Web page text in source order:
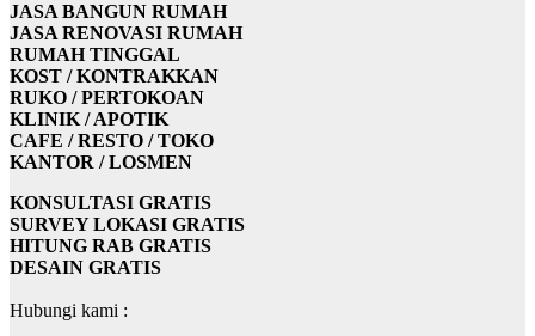
JASA BANGUN RUMAH
JASA RENOVASI RUMAH
RUMAH TINGGAL
KOST / KONTRAKKAN
RUKO / PERTOKOAN
KLINIK / APOTIK
CAFE / RESTO / TOKO
KANTOR / LOSMEN
KONSULTASI GRATIS
SURVEY LOKASI GRATIS
HITUNG RAB GRATIS
DESAIN GRATIS
Hubungi kami :